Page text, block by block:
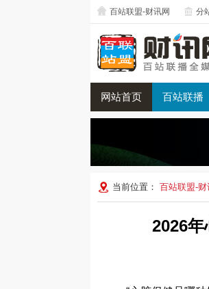
百站联盟-财讯网 分
网站首页 百站联播
当前位置： 百站联盟-财
2026年